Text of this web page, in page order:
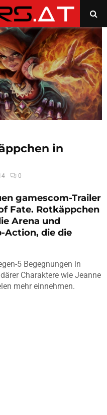
in
0
gamescom-Trailer
Fate. Rotkäppchen
Arena und
Action, die die
5 Begegnungen in
Charaktere wie Jeanne
mehr einnehmen.